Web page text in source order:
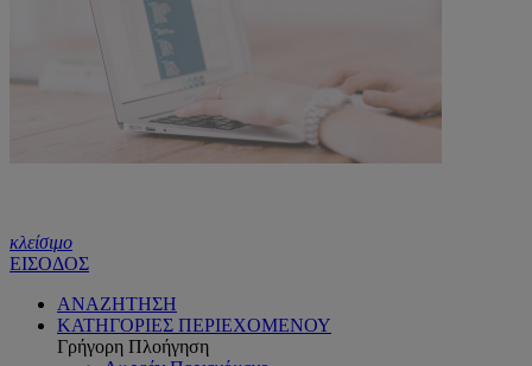
κλείσιμο
ΕΙΣΟΔΟΣ
ΑΝΑΖΗΤΗΣΗ
ΚΑΤΗΓΟΡΙΕΣ ΠΕΡΙΕΧΟΜΕΝΟΥ
Γρήγορη Πλοήγηση